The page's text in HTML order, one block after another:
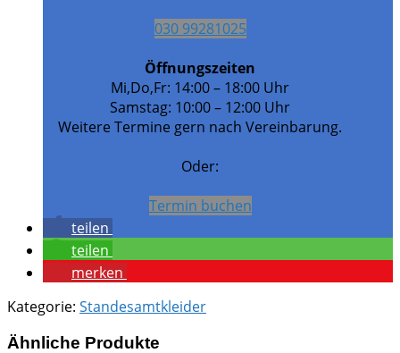
030 99281025
Öffnungszeiten
Mi,Do,Fr: 14:00 – 18:00 Uhr
Samstag: 10:00 – 12:00 Uhr
Weitere Termine gern nach Vereinbarung.
Oder:
Termin buchen
teilen
teilen
merken
Kategorie: Standesamtkleider
Ähnliche Produkte